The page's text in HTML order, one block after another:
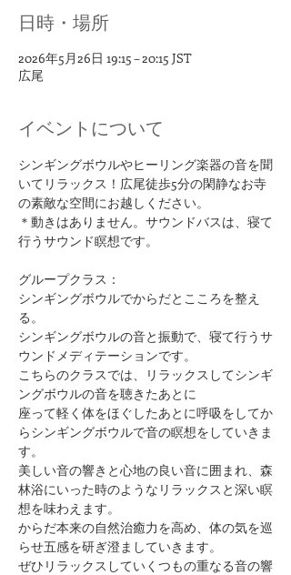
日時・場所
2026年5月26日 19:15 – 20:15 JST
広尾
イベントについて
シンギングボウルやヒーリング楽器の音を聞
いてリラックス！広尾徒歩5分の閑静なお寺
の素敵な空間にお越しください。
＊動きはありません。サウンドバスは、寝て
行うサウンド瞑想です。
グループクラス：
シンギングボウルでからだとこころを整え
る。
シンギングボウルの音と振動で、寝て行うサ
ウンドメディテーションです。
こちらのクラスでは、リラックスしてシンギ
ングボウルの音を聴きたあとに
座って軽く体をほぐしたあとに呼吸をしてか
らシンギングボウルで音の瞑想をしていきま
す。
美しい音の響きと心地の良い音に囲まれ、森
林浴にいった時のようなリラックスと深い瞑
想を味わえます。
からだ本来の自然治癒力を高め、体の気を巡
らせ五感を研ぎ澄ましていきます。
ぜひリラックスしていくつもの重なる音の響